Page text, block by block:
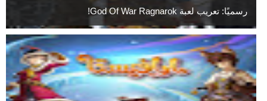
رسميًا: تعريب لعبة God Of War Ragnarok!